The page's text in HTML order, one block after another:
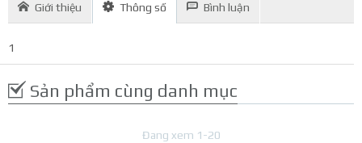
Giới thiệu Thông số Bình luận
1
Sản phẩm cùng danh mục
Đang xem 1-20